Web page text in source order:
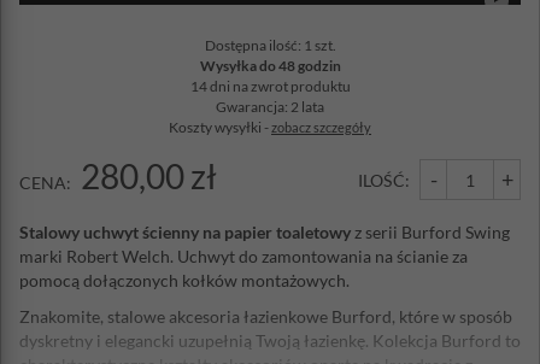
Dostępna ilość: 1 szt.
Wysyłka do 48 godzin
14 dni na zwrot produktu
Gwarancja: 2 lata
Koszty wysyłki -zobacz szczegóły
CENA: 280,00 zł ILOŚĆ: - +
Stalowy uchwyt ścienny na papier toaletowy z serii Burford Swing
marki Robert Welch. Uchwyt do zamontowania na ścianie za
pomocą dołączonych kołków montażowych.
Znakomite, stalowe akcesoria łazienkowe Burford, które w sposób
dyskretny i elegancki uzupełnią Twoją łazienkę. Kolekcja Burford to